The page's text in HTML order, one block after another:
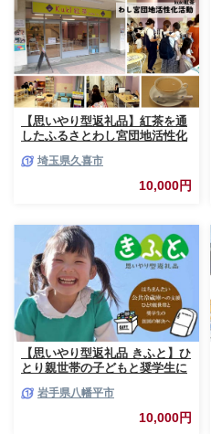
【思いやり型返礼品】紅茶を通
したふるさとわし宮団地活性化
り型 返礼品 商店街活性化 学習
支援 場づくり 地域福祉 kuki紅
埼玉県久喜市
10,000円
【思いやり型返礼品 きふと】ひ
とり親世帯の子どもと奨学生に
公共冷蔵庫「コミュニティ・フ
リッジ」への支援 ／ こども 応
援 ひとり親 奨学生 食料品 日用
岩手県八幡平市
10,000円